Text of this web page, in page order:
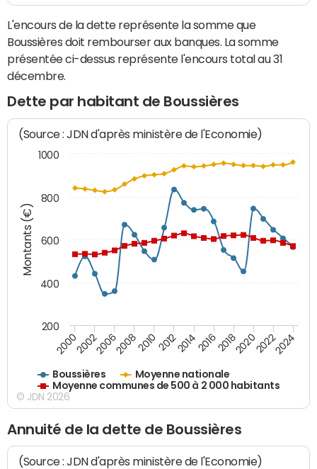
L'encours de la dette représente la somme que
Boussières doit rembourser aux banques. La somme
présentée ci-dessus représente l'encours total au 31
décembre.
Dette par habitant de Boussières
Montants (€)
(Source : JDN d'après ministère de l'Economie)
Boussières
Moyenne nationale
Moyenne communes de 500 à 2 000 habitants
200020022006200820102012201420162018202020222024
200
400
600
800
1000
© JDN 2026
Annuité de la dette de Boussières
(Source : JDN d'après ministère de l'Economie)